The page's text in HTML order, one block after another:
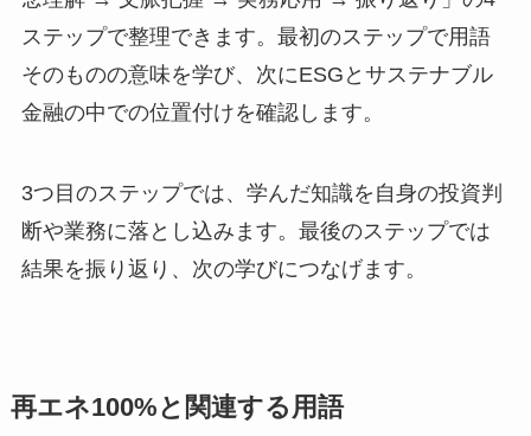
ステップで整理できます。最初のステップで用語
そのものの意味を学び、次にESGとサステナブル
金融の中での位置付けを確認します。
3つ目のステップでは、学んだ知識を自身の投資判
断や業務に落とし込みます。最後のステップでは
結果を振り返り、次の学びにつなげます。
再エネ100%と関連する用語